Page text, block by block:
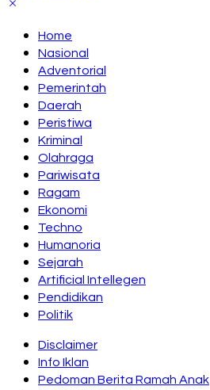
Home
Nasional
Adventorial
Pemerintah
Daerah
Peristiwa
Kriminal
Olahraga
Pariwisata
Ragam
Ekonomi
Techno
Humanoria
Sejarah
Artificial Intellegen
Pendidikan
Politik
Disclaimer
Info Iklan
Pedoman Berita Ramah Anak